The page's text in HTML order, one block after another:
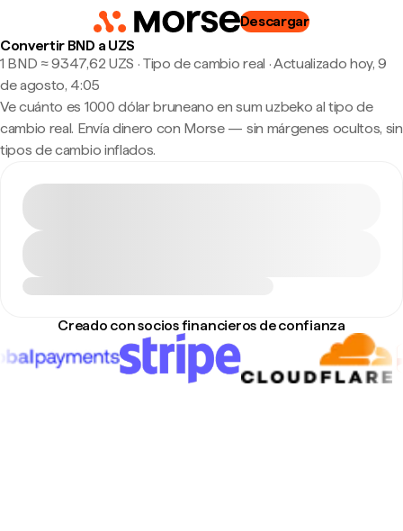
Descargar
Convertir BND a UZS
1 BND ≈ 9347,62 UZS · Tipo de cambio real ·Actualizado hoy, 9
de agosto, 4:05
Ve cuánto es 1000 dólar bruneano en sum uzbeko al tipo de
cambio real. Envía dinero con Morse — sin márgenes ocultos, sin
tipos de cambio inflados.
Creado con socios financieros de confianza